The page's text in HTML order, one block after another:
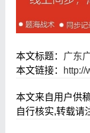
本文标题： 广东
本文链接：
http://
本文来自用户供
自行核实,转载请